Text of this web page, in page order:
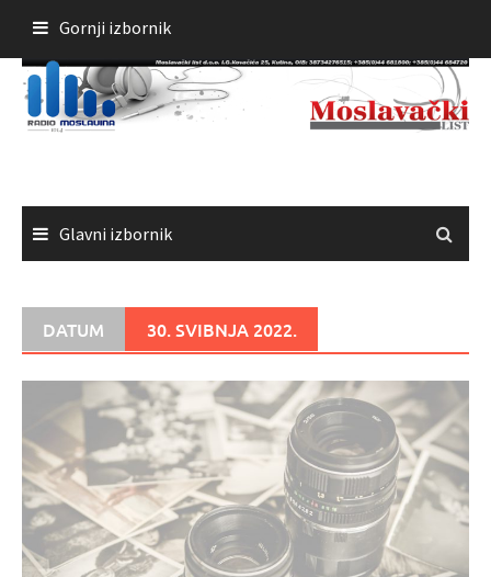
sadržaja
Gornji izbornik
Glavni izbornik
DATUM 30. SVIBNJA 2022.